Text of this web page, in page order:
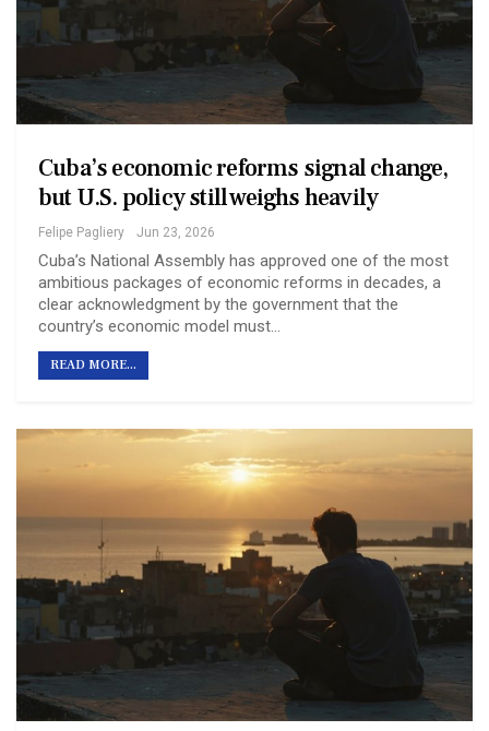
Cuba’s economic reforms signal change,
but U.S. policy still weighs heavily
Felipe Pagliery Jun 23, 2026
Cuba’s National Assembly has approved one of the most
ambitious packages of economic reforms in decades, a
clear acknowledgment by the government that the
country’s economic model must…
READ MORE...